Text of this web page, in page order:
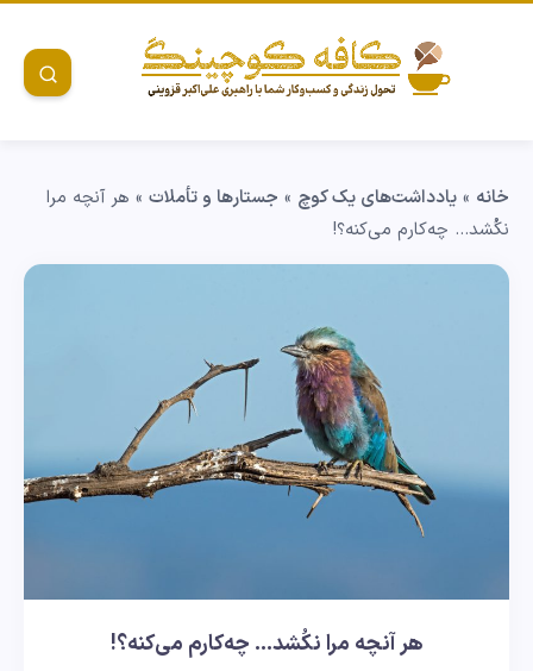
خانه » یادداشت‌های یک کوچ » جستارها و تأملات » هر آنچه مرا
نکُشد… چه‌کارم می‌کنه؟!
هر آنچه مرا نکُشد… چه‌کارم می‌کنه؟!